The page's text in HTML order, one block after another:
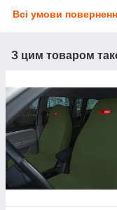
Всі умови
З цим товаром